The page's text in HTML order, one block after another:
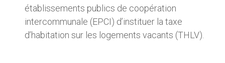
établissements publics de coopération
intercommunale (EPCI) d’instituer la taxe
d’habitation sur les logements vacants (THLV).